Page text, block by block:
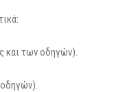
και των οδηγών).
οδηγών).